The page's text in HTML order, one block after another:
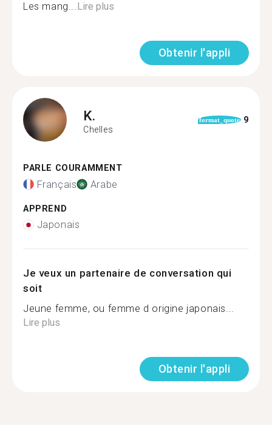
Les mang...Lire plus
Obtenir l'appli
K.
Chelles
format_quote 9
PARLE COURAMMENT
Français Arabe
APPREND
Japonais
Je veux un partenaire de conversation qui
soit
Jeune femme, ou femme d origine japonais...
Lire plus
Obtenir l'appli